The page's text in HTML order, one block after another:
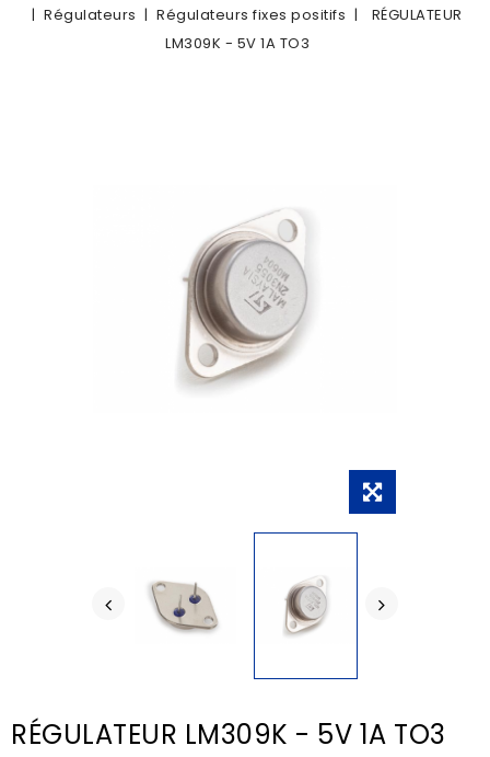
Régulateurs
Régulateurs fixes positifs
RÉGULATEUR
LM309K - 5V 1A TO3
RÉGULATEUR LM309K - 5V 1A TO3